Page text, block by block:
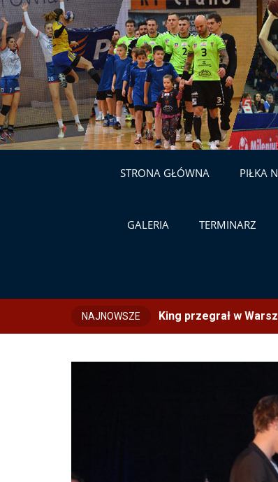
STRONA GŁÓWNA PIŁKA
GALERIA TERMINARZ
NAJNOWSZE King przegrał w